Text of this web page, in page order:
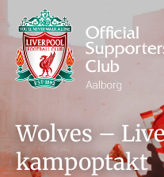
Wolves –
kampoptakt